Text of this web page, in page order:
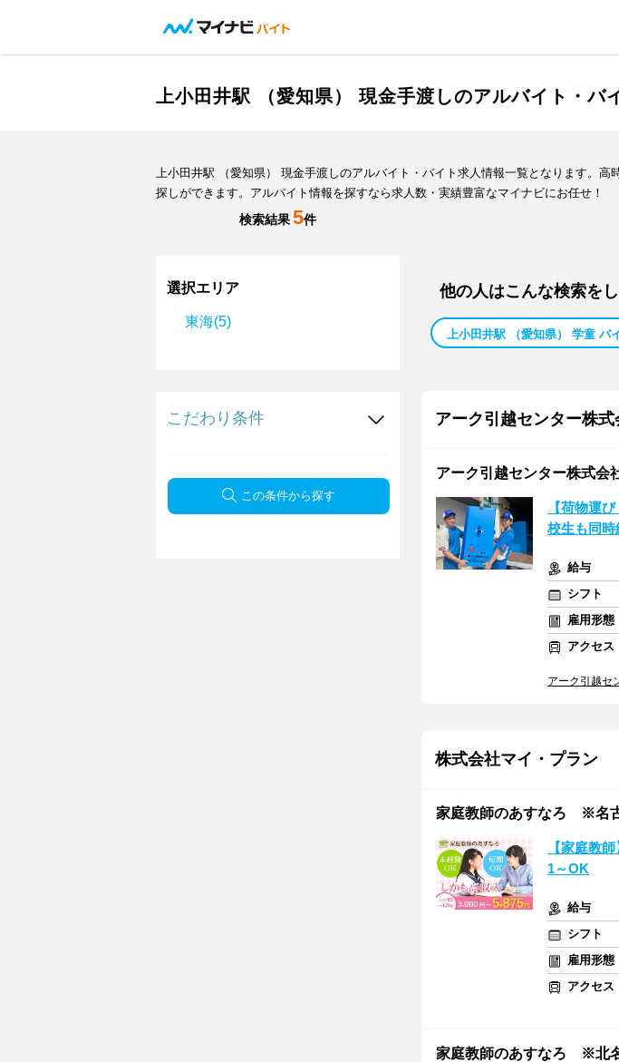
上小田井駅 （愛知県） 現金手渡しのアルバイト・バ
上小田井駅 （愛知県） 現金手渡しのアルバイト・バイト求人情報一覧となります。
探しができます。アルバイト情報を探すなら求人数・実績豊富なマイナビにお任せ！
検索結果5件
選択エリア
東海(5)
こだわり条件
この条件から探す
他の人はこんな検索を
上小田井駅 （愛知県） 学童 バ
アーク引越センター株式
アーク引越センター株式会
【荷物運
校生も同時
給与
シフト
雇用形態
アクセス
アーク引越セ
株式会社マイ・プラン
家庭教師のあすなろ ※名
【家庭教
1～OK
給与
シフト
雇用形態
アクセス
家庭教師のあすなろ ※北